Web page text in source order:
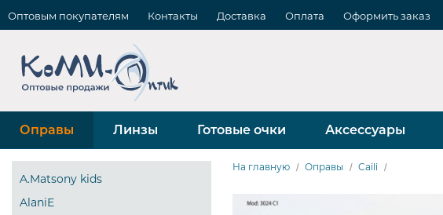
Оптовым покупателям Контакты Доставка Оплата Оформить заказ
Оправы Линзы Готовые очки Аксессуары
A.Matsony kids
AlaniE
На главную Оправы Caili